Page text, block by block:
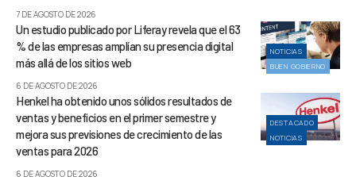
7 DE AGOSTO DE 2026
NOTICIAS
BUEN GOBIERNO
Un estudio publicado por Liferay revela que el 63
% de las empresas amplían su presencia digital
más allá de los sitios web
6 DE AGOSTO DE 2026
DESTACADO
NOTICIAS
Henkel ha obtenido unos sólidos resultados de
ventas y beneficios en el primer semestre y
mejora sus previsiones de crecimiento de las
ventas para 2026
6 DE AGOSTO DE 2026